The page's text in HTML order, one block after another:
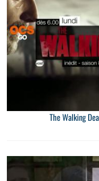
The Walking